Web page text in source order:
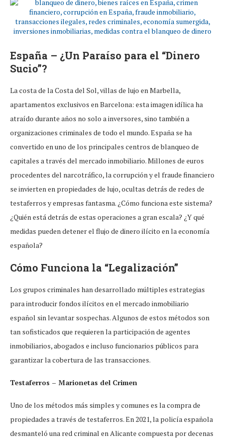
España – ¿Un Paraíso para el “Dinero
Sucio”?
La costa de la Costa del Sol, villas de lujo en Marbella,
apartamentos exclusivos en Barcelona: esta imagen idílica ha
atraído durante años no solo a inversores, sino también a
organizaciones criminales de todo el mundo. España se ha
convertido en uno de los principales centros de blanqueo de
capitales a través del mercado inmobiliario. Millones de euros
procedentes del narcotráfico, la corrupción y el fraude financiero
se invierten en propiedades de lujo, ocultas detrás de redes de
testaferros y empresas fantasma. ¿Cómo funciona este sistema?
¿Quién está detrás de estas operaciones a gran escala? ¿Y qué
medidas pueden detener el flujo de dinero ilícito en la economía
española?
Cómo Funciona la “Legalización”
Los grupos criminales han desarrollado múltiples estrategias
para introducir fondos ilícitos en el mercado inmobiliario
español sin levantar sospechas. Algunos de estos métodos son
tan sofisticados que requieren la participación de agentes
inmobiliarios, abogados e incluso funcionarios públicos para
garantizar la cobertura de las transacciones.
Testaferros – Marionetas del Crimen
Uno de los métodos más simples y comunes es la compra de
propiedades a través de testaferros. En 2021, la policía española
desmanteló una red criminal en Alicante compuesta por decenas